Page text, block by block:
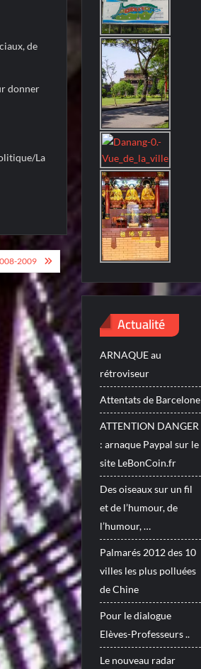
de
donner
La
2009
Actualité
ARNAQUE au
rétroviseur
Attentats de Barcelone
ATTENTION DANGER
: arnaque Paypal sur le
site LeBonCoin.fr
Des oiseaux sur un fil
et de l’humour, de
l’humour, …
Palmarés 2012 des 10
villes les plus polluées
de Chine
Pour le dialogue
Elèves-Professeurs ..
Le nouveau radar